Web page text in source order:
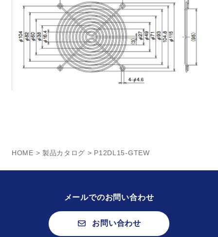
HOME > 製品カタログ > P12DL15-GTEW
メールでのお問い合わせ
お問い合わせ